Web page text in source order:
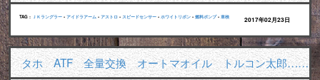
TAG : ＪＫラングラー • アイドラアーム • アストロ • スピードセンサー • ホワイトリボン • 燃料ポンプ• 車検 2017年02月23日
タホ ATF 全量交換 オートマオイル トルコン太郎……